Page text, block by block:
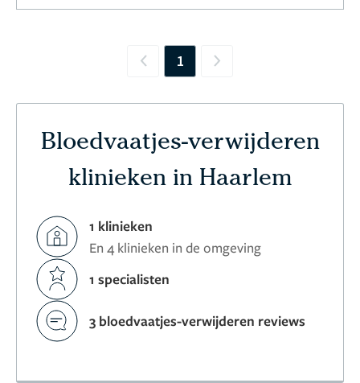
Previous
1 Next
Bloedvaatjes-verwijderen
klinieken in Haarlem
1 klinieken
En 4 klinieken in de omgeving
1 specialisten
3 bloedvaatjes-verwijderen reviews